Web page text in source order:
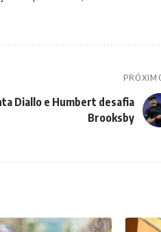
Diallo e Humbert desafia
Brooksby